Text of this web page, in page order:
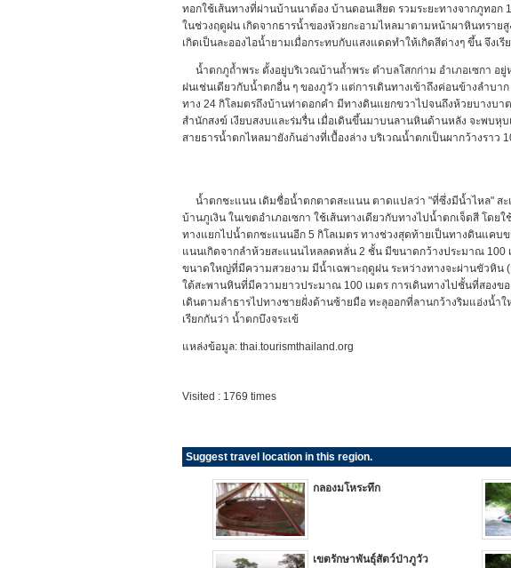
ทอกใช้เส้นทางที่ผ่านบ้านนาต้อง บ้านดอนเสียด รวมระยะทางจากภูทอก
ในช่วงฤดูฝน เกิดจากธารน้ำของห้วยกะอามไหลมาตามหน้าผาหินทราย
เกิดเป็นละอองไอน้ำยามเมื่อกระทบกับแสงแดดทำให้เกิดสีต่างๆ ขึ้น จึงเรี
น้ำตกภูถ้ำพระ ตั้งอยู่บริเวณบ้านถ้ำพระ ตำบลโสกก่าม อำเภอเซกา อยู่
ฝนเช่นเดียวกับน้ำตกอื่น ๆ ของภูวัว แต่การเดินทางเข้าถึงค่อนข้างลำบา
ทาง 24 กิโลมตรถึงบ้านท่าดอกคำ มีทางดินแยกขวาไปจนถึงห้วยบางบา
สำนักสงฆ์ เงียบสงบและร่มรื่น เมื่อเดินขึ้นมาบนลานหินด้านหลัง จะพบหุ
สายธารน้ำตกไหลมายังก้นอ่างที่เบื้องล่าง บริเวณน้ำตกเป็นผากว้างราว
น้ำตกชะแนน เดิมชื่อน้ำตกตาดสะแนน ตาดแปลว่า "ที่ซึ่งมีน้ำไหล" สะ
บ้านภูเงิน ในเขตอำเภอเซกา ใช้เส้นทางเดียวกับทางไปน้ำตกเจ็ดสี โดย
ทางแยกไปน้ำตกชะแนนอีก 5 กิโลเมตร ทางช่วงสุดท้ายเป็นทางดินแคบ
แนนเกิดจากลำห้วยสะแนนไหลลดหลั่น 2 ชั้น มีขนาดกว้างประมาณ 100
ขนาดใหญ่ที่มีความสวยงาม มีน้ำเฉพาะฤดูฝน ระหว่างทางจะผ่านขัวหิน
ใต้สะพานหินที่มีความยาวประมาณ 100 เมตร การเดินทางไปชั้นที่สอง
เดินตามลำธารไปทางชายฝั่งด้านซ้ายมือ ทะลุออกที่ลานกว้างริมแอ่งน้ำ
เรียกกันว่า น้ำตกบึงจระเข้
แหล่งข้อมูล: thai.tourismthailand.org
Visited : 1769 times
Suggest travel location in this region.
กลองมโหระทึก
เขตรักษาพันธุ์สัตว์ป่าภูวัว